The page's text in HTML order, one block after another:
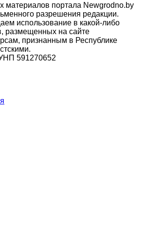
материалов портала Newgrodno.by
разрешения редакции.
использование в какой-либо
размещенных на сайте
признанным в Республике
591270652